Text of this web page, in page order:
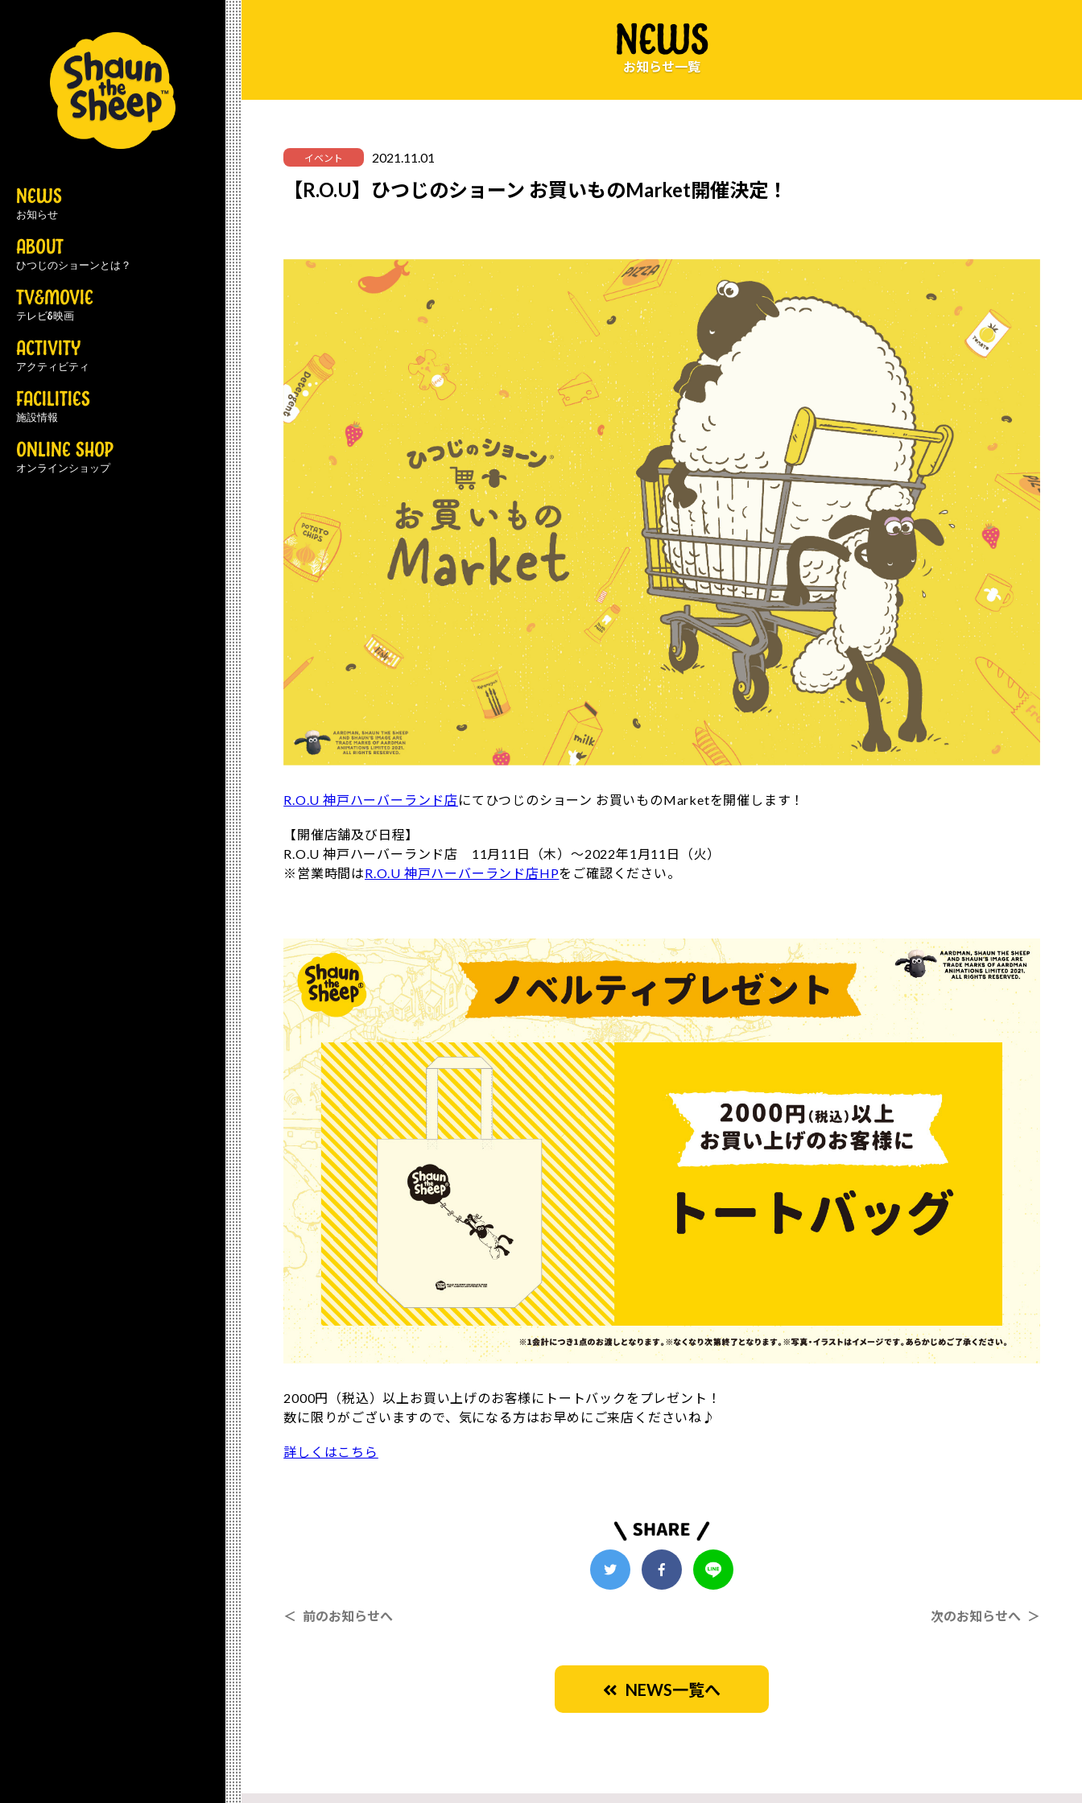
NEWS
お知らせ
ABOUT
ひつじのショーンとは？
TV&MOVIE
テレビ&映画
ACTIVITY
アクティビティ
FACILITIES
施設情報
ONLINE SHOP
オンラインショップ
NEWS
お知らせ一覧
イベント 2021.11.01
【R.O.U】ひつじのショーン お買いものMarket開催決定！
R.O.U 神戸ハーバーランド店にてひつじのショーン お買いものMarketを開催します！
【開催店舗及び日程】
R.O.U 神戸ハーバーランド店 11月11日（木）～2022年1月11日（火）
※営業時間はR.O.U 神戸ハーバーランド店HPをご確認ください。
2000円（税込）以上お買い上げのお客様にトートバックをプレゼント！
数に限りがございますので、気になる方はお早めにご来店くださいね♪
詳しくはこちら
＜ 前のお知らせへ 次のお知らせへ ＞
NEWS一覧へ